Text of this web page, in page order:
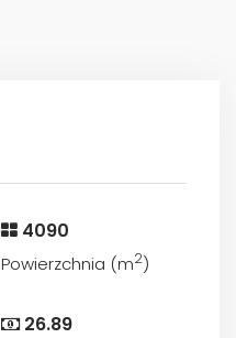
4090
Powierzchnia (m2)
26.89